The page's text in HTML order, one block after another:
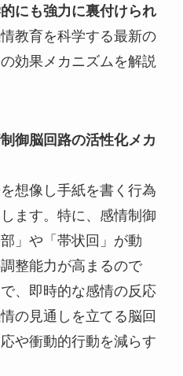
にも強力に裏付けられ
教育を科学する最新の
効果メカニズムを解説
御脳回路の活性化メカ
想像し手紙を書く行為
ます。特に、感情制御
」や「帯状回」が動
整能力が高まるので
、即時的な感情の反応
の見通しを立てる脳回
や衝動的行動を減らす